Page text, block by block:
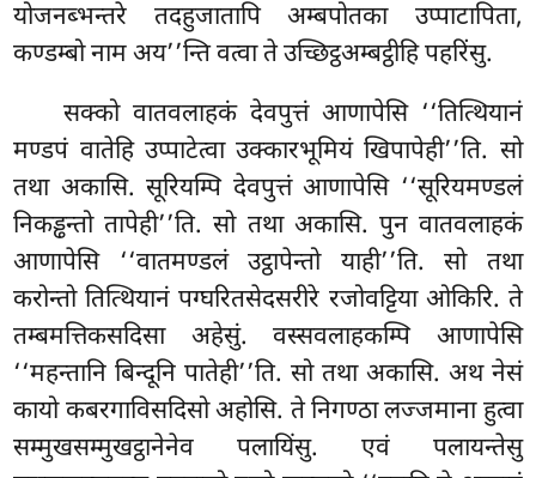
योजनब्भन्तरे तदहुजातापि अम्बपोतका उप्पाटापिता,
कण्डम्बो नाम अय’’न्ति वत्वा ते उच्छिट्ठअम्बट्ठीहि पहरिंसु.
सक्को वातवलाहकं देवपुत्तं आणापेसि ‘‘तित्थियानं
मण्डपं वातेहि उप्पाटेत्वा उक्कारभूमियं खिपापेही’’ति. सो
तथा अकासि. सूरियम्पि देवपुत्तं आणापेसि ‘‘सूरियमण्डलं
निकड्ढन्तो तापेही’’ति. सो तथा अकासि. पुन वातवलाहकं
आणापेसि ‘‘वातमण्डलं उट्ठापेन्तो याही’’ति. सो तथा
करोन्तो तित्थियानं पग्घरितसेदसरीरे रजोवट्टिया ओकिरि. ते
तम्बमत्तिकसदिसा अहेसुं. वस्सवलाहकम्पि आणापेसि
‘‘महन्तानि बिन्दूनि पातेही’’ति. सो तथा अकासि. अथ नेसं
कायो कबरगाविसदिसो अहोसि. ते निगण्ठा लज्जमाना हुत्वा
सम्मुखसम्मुखट्ठानेनेव पलायिंसु. एवं पलायन्तेसु